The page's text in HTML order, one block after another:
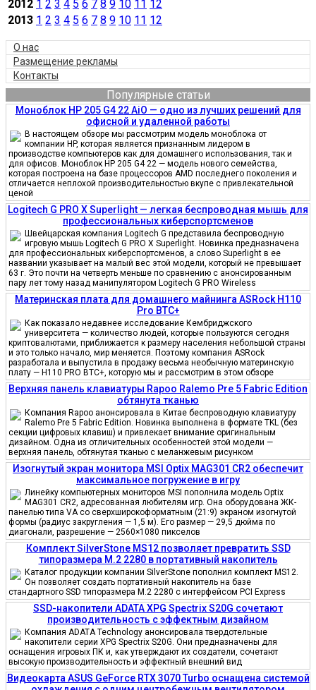
2012 1 2 3 4 5 6 7 8 9 10 11 12
2013 1 2 3 4 5 6 7 8 9 10 11 12
О нас
Размещение рекламы
Контакты
Популярные статьи
Моноблок HP 205 G4 22 AiO — одно из лучших решений для
офисной и удаленной работы
В настоящем обзоре мы рассмотрим модель моноблока от
компании HP, которая является признанным лидером в
производстве компьютеров как для домашнего использования, так и
для офисов. Моноблок HP 205 G4 22 — модель нового семейства,
которая построена на базе процессоров AMD последнего поколения и
отличается неплохой производительностью вкупе с привлекательной
ценой
Logitech G PRO X Superlight — легкая беспроводная мышь для
профессиональных киберспортсменов
Швейцарская компания Logitech G представила беспроводную
игровую мышь Logitech G PRO X Superlight. Новинка предназначена
для профессиональных киберспортсменов, а слово Superlight в ее
названии указывает на малый вес этой модели, который не превышает
63 г. Это почти на четверть меньше по сравнению с анонсированным
пару лет тому назад манипулятором Logitech G PRO Wireless
Материнская плата для домашнего майнинга ASRock H110
Pro BTC+
Как показало недавнее исследование Кембриджского
университета — количество людей, которые пользуются сегодня
криптовалютами, приближается к размеру населения небольшой страны
и это только начало, мир меняется. Поэтому компания ASRock
разработала и выпустила в продажу весьма необычную материнскую
плату — H110 PRO BTC+, которую мы и рассмотрим в этом обзоре
Верхняя панель клавиатуры Rapoo Ralemo Pre 5 Fabric Edition
обтянута тканью
Компания Rapoo анонсировала в Китае беспроводную клавиатуру
Ralemo Pre 5 Fabric Edition. Новинка выполнена в формате TKL (без
секции цифровых клавиш) и привлекает внимание оригинальным
дизайном. Одна из отличительных особенностей этой модели —
верхняя панель, обтянутая тканью с меланжевым рисунком
Изогнутый экран монитора MSI Optix MAG301 CR2 обеспечит
максимальное погружение в игру
Линейку компьютерных мониторов MSI пополнила модель Optix
MAG301 CR2, адресованная любителям игр. Она оборудована ЖК-
панелью типа VA со сверхширокоформатным (21:9) экраном изогнутой
формы (радиус закругления — 1,5 м). Его размер — 29,5 дюйма по
диагонали, разрешение — 2560×1080 пикселов
Комплект SilverStone MS12 позволяет превратить SSD
типоразмера M.2 2280 в портативный накопитель
Каталог продукции компании SilverStone пополнил комплект MS12.
Он позволяет создать портативный накопитель на базе
стандартного SSD типоразмера M.2 2280 с интерфейсом PCI Express
SSD-накопители ADATA XPG Spectrix S20G сочетают
производительность с эффектным дизайном
Компания ADATA Technology анонсировала твердотельные
накопители серии XPG Spectrix S20G. Они предназначены для
оснащения игровых ПК и, как утверждают их создатели, сочетают
высокую производительность и эффектный внешний вид
Видеокарта ASUS GeForce RTX 3070 Turbo оснащена системой